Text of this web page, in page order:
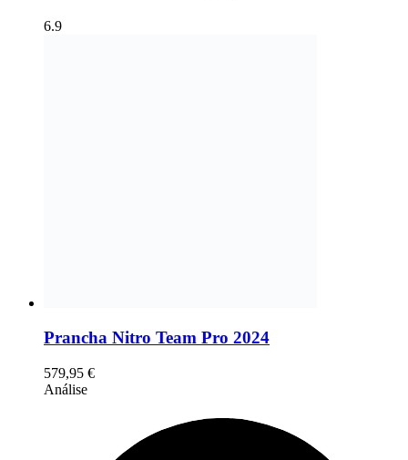
6.9
Prancha Nitro Team Pro 2024
579,95 €
Análise